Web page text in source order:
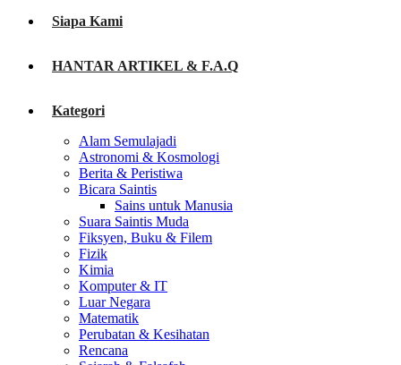
Siapa Kami
HANTAR ARTIKEL & F.A.Q
Kategori
Alam Semulajadi
Astronomi & Kosmologi
Berita & Peristiwa
Bicara Saintis
Sains untuk Manusia
Suara Saintis Muda
Fiksyen, Buku & Filem
Fizik
Kimia
Komputer & IT
Luar Negara
Matematik
Perubatan & Kesihatan
Rencana